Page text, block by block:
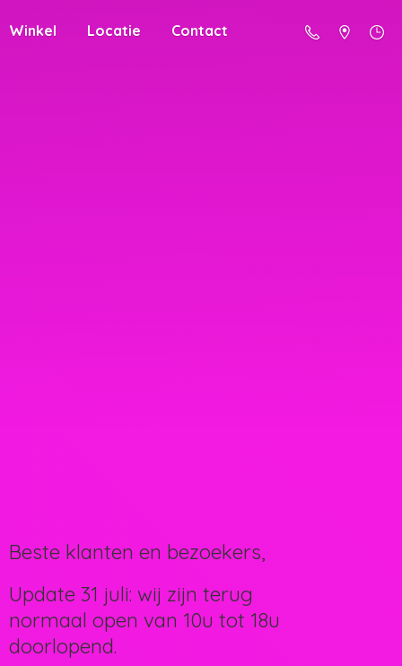
Winkel Locatie Contact
Beste klanten en bezoekers,
Update 31 juli: wij zijn terug
normaal open van 10u tot 18u
doorlopend.